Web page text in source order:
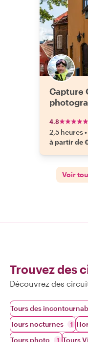
Capture
4.8
2,5 heures•
à partir de
Voir
Trouvez des
Découvrez des
Tours des
Tours nocturnes 1
Tours photo 1 Tours